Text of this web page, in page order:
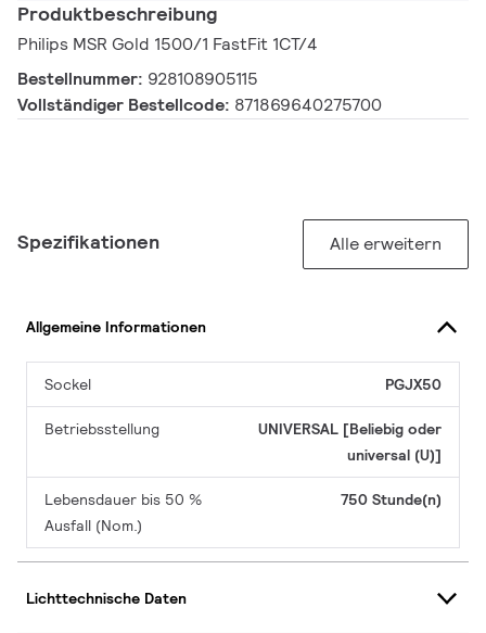
Produktbeschreibung
Philips MSR Gold 1500/1 FastFit 1CT/4
Bestellnummer: 928108905115
Vollständiger Bestellcode: 871869640275700
Spezifikationen Alle erweitern
Allgemeine Informationen
Sockel PGJX50
Betriebsstellung
UNIVERSAL [Beliebig oder
universal (U)]
Lebensdauer bis 50 %
Ausfall (Nom.)
750 Stunde(n)
Lichttechnische Daten